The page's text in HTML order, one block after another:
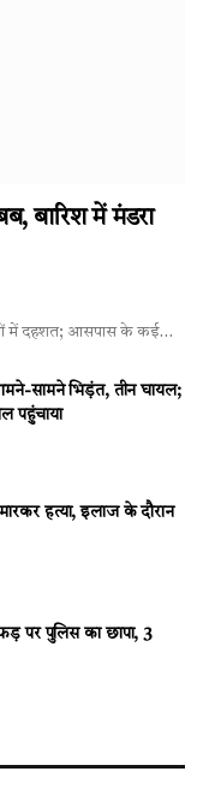
बारिश में मंडरा
में दहशत; आसपास के कई…
सामने भिड़ंत, तीन घायल;
पहुंचाया
हत्या, इलाज के दौरान
पर पुलिस का छापा, 3